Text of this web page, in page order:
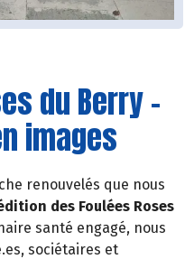
du Berry -
images
renouvelés que nous
des Foulées Roses
santé engagé, nous
sociétaires et